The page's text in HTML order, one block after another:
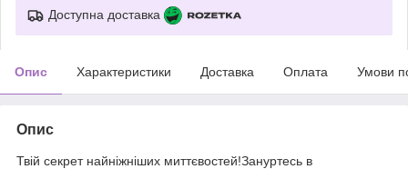
Доступна доставка
Опис Характеристики Доставка Оплата Умови
Опис
Твій секрет найніжніших миттєвостей!Зануртесь в